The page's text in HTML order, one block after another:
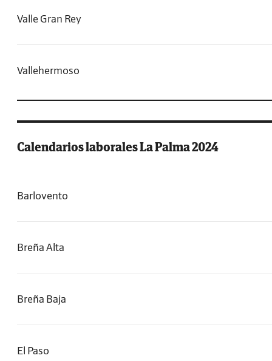
Valle Gran Rey
Vallehermoso
Calendarios laborales La Palma 2024
Barlovento
Breña Alta
Breña Baja
El Paso